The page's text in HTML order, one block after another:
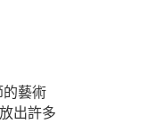
的藝術
出許多